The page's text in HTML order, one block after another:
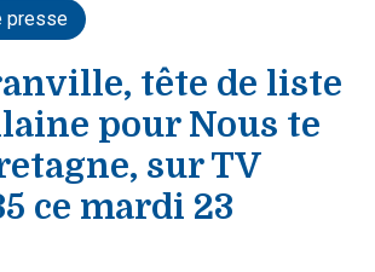
presse
tête de liste
pour Nous te
sur TV
ce mardi 23